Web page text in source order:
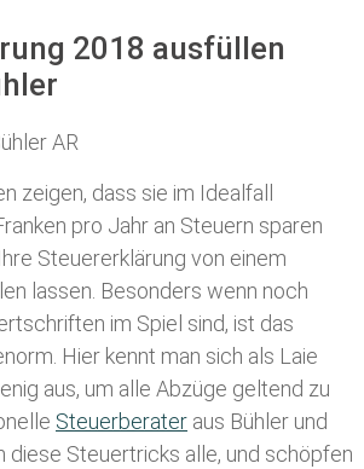
2018 ausfüllen
zeigen, dass sie im Idealfall
pro Jahr an Steuern sparen
Steuererklärung von einem
lassen . Besonders wenn noch
im Spiel sind, ist das
Hier kennt man sich als Laie
aus, um alle Abzüge geltend zu
Steuerberater aus Bühler und
diese Steuertricks alle, und schöpfen